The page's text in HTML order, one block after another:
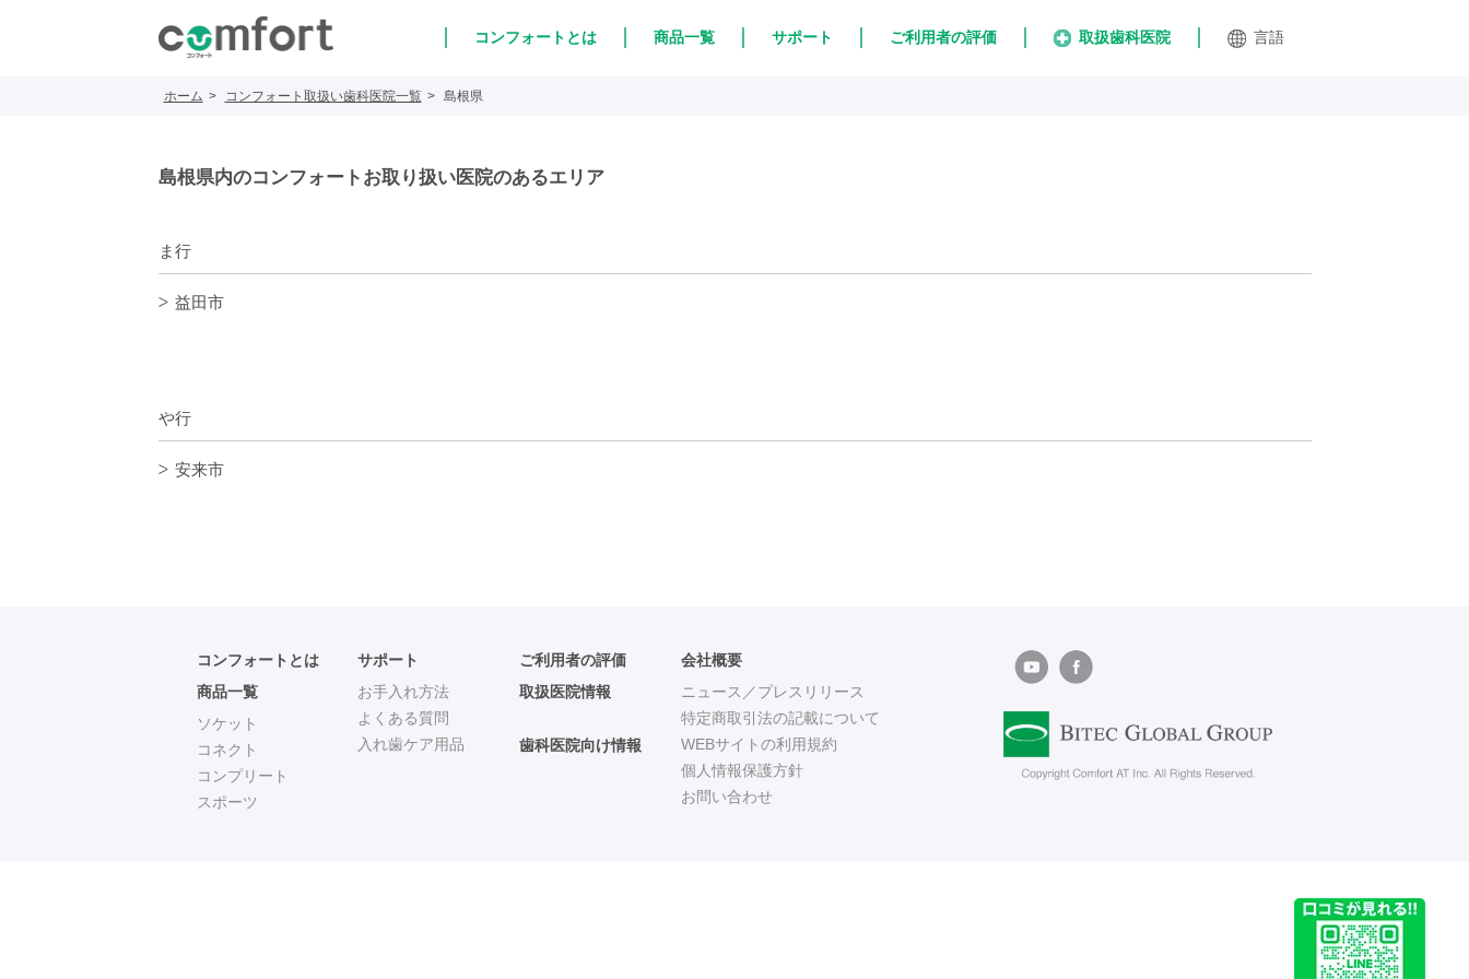
コンフォートとは 商品一覧 サポート ご利用者の評価 取扱歯科医院 言語
ホーム コンフォート取扱い歯科医院一覧 島根県
島根県内のコンフォート お取り扱い医院のあるエリア
ま行
益田市
や行
安来市
コンフォートとは
商品一覧
ソケット
コネクト
コンプリート
スポーツ
サポート
お手入れ方法
よくある質問
入れ歯ケア用品
ご利用者の評価
取扱医院情報
歯科医院向け情報
会社概要
ニュース／プレスリリース
特定商取引法の記載について
WEBサイトの利用規約
個人情報保護方針
お問い合わせ